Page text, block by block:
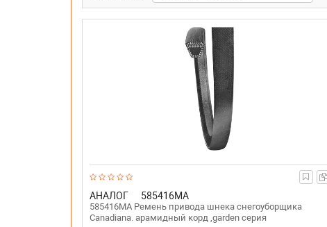
АНАЛОГ 585416MA
585416MA Ремень привода шнека снегоуборщика
Canadiana. арамидный корд ,garden серия